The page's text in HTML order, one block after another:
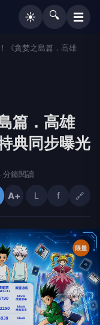
☀️ 🔍 ☰
《貪婪之島篇．高雄
篇．高雄
典同步曝光
分鐘閱讀
A+ L f 🔗